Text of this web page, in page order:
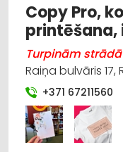
Copy Pro,
printēšana,
Turpinām
Raiņa bulvāris 17,
+371 67211560